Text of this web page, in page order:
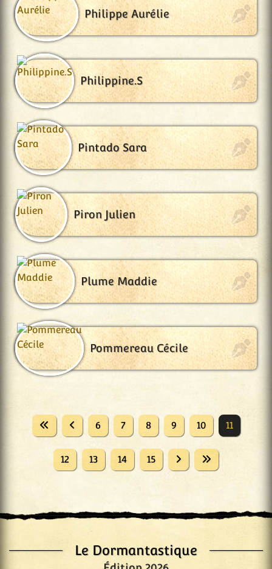
Le Dormantastique
Philippe Aurélie
Philippine.S
Pintado Sara
Piron Julien
Plume Maddie
Pommereau Cécile
6 7 8 9 10 11
12 13 14 15